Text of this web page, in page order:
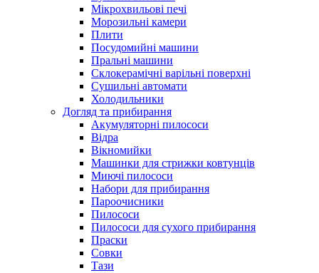
Мікрохвильові печі
Морозильні камери
Плити
Посудомийні машини
Пральні машини
Склокерамічні варільні поверхні
Сушильні автомати
Холодильники
Догляд та прибирання
Акумуляторні пилососи
Відра
Вікномийки
Машинки для стрижки ковтунців
Миючі пилососи
Набори для прибирання
Пароочисники
Пилососи
Пилососи для сухого прибирання
Праски
Совки
Тази